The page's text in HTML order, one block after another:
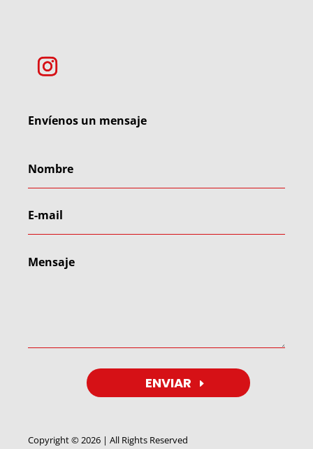
Envíenos un mensaje
ENVIAR
Copyright © 2026 | All Rights Reserved